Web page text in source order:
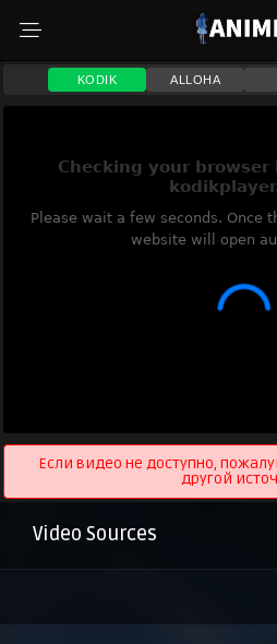
KODIK ALLOHA
Если видео не доступно,
другой
Video Sources